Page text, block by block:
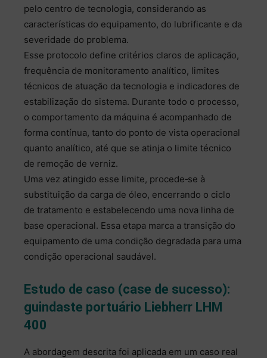
pelo centro de tecnologia, considerando as
características do equipamento, do lubrificante e da
severidade do problema.
Esse protocolo define critérios claros de aplicação,
frequência de monitoramento analítico, limites
técnicos de atuação da tecnologia e indicadores de
estabilização do sistema. Durante todo o processo,
o comportamento da máquina é acompanhado de
forma contínua, tanto do ponto de vista operacional
quanto analítico, até que se atinja o limite técnico
de remoção de verniz.
Uma vez atingido esse limite, procede‑se à
substituição da carga de óleo, encerrando o ciclo
de tratamento e estabelecendo uma nova linha de
base operacional. Essa etapa marca a transição do
equipamento de uma condição degradada para uma
condição operacional saudável.
Estudo de caso (case de sucesso):
guindaste portuário Liebherr LHM
400
A abordagem descrita foi aplicada em um caso real